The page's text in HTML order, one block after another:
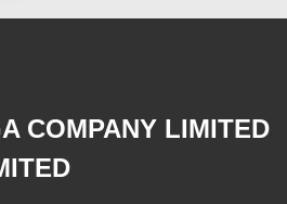
COMPANY LIMITED